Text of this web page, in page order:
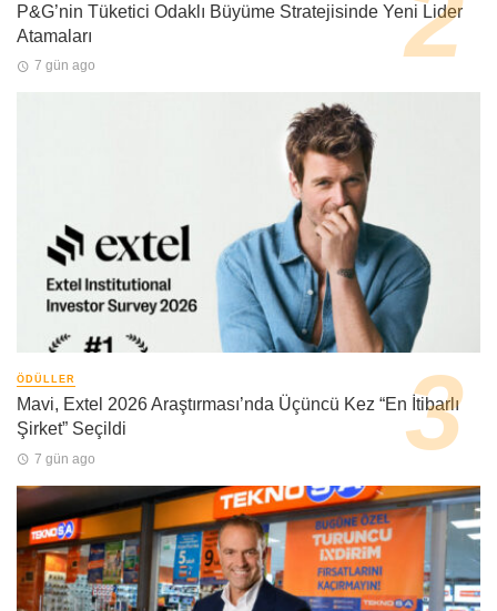
P&G’nin Tüketici Odaklı Büyüme Stratejisinde Yeni Lider
Atamaları
7 gün ago
ÖDÜLLER
Mavi, Extel 2026 Araştırması’nda Üçüncü Kez “En İtibarlı
Şirket” Seçildi
7 gün ago